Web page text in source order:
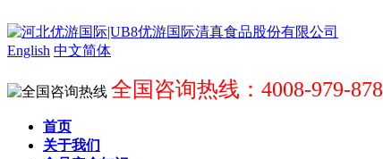
English 中文简体
全国咨询热线：4008-979-878
首页
关于我们